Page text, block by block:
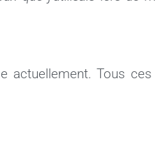
actuellement. Tous